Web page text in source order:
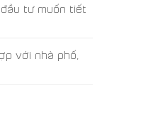
tư muốn tiết
với nhà phố,